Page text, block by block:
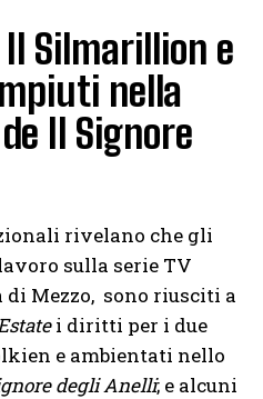
Silmarillion e
nella
Il Signore
rivelano che gli
sulla serie TV
Mezzo, sono riusciti a
i diritti per i due
e ambientati nello
degli Anelli; e alcuni